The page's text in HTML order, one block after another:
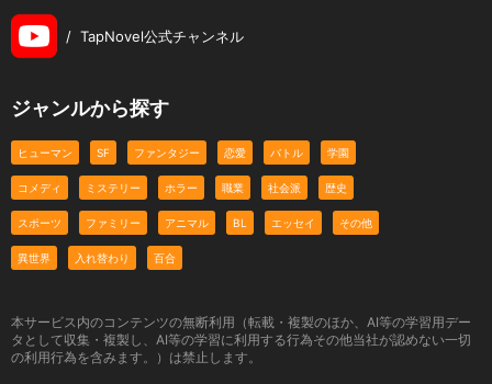
/ TapNovel公式チャンネル
ジャンルから探す
ヒューマン SF ファンタジー 恋愛 バトル 学園
コメディ ミステリー ホラー 職業 社会派 歴史
スポーツ ファミリー アニマル BL エッセイ その他
異世界 入れ替わり 百合
本サービス内のコンテンツの無断利用（転載・複製のほか、AI等の学習用デー
タとして収集・複製し、AI等の学習に利用する行為その他当社が認めない一切
の利用行為を含みます。）は禁止します。